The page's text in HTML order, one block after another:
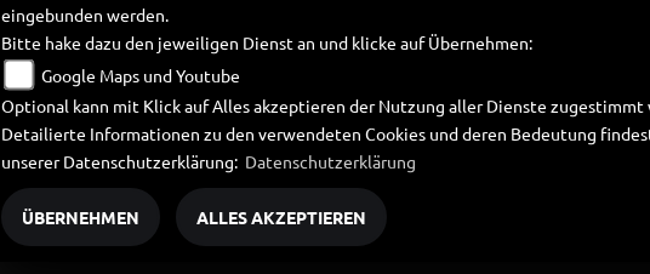
eingebunden werden.
Bitte hake dazu den jeweiligen Dienst an und klicke auf Übernehmen:
Google Maps und Youtube
Optional kann mit Klick auf Alles akzeptieren der Nutzung aller Dienste zugestimmt
Detailierte Informationen zu den verwendeten Cookies und deren Bedeutung
unserer Datenschutzerklärung: Datenschutzerklärung
ÜBERNEHMEN ALLES AKZEPTIEREN